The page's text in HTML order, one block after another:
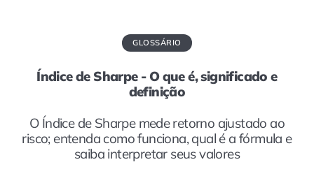
GLOSSÁRIO
Índice de Sharpe - O que é, significado e
definição
O Índice de Sharpe mede retorno ajustado ao
risco; entenda como funciona, qual é a fórmula e
saiba interpretar seus valores